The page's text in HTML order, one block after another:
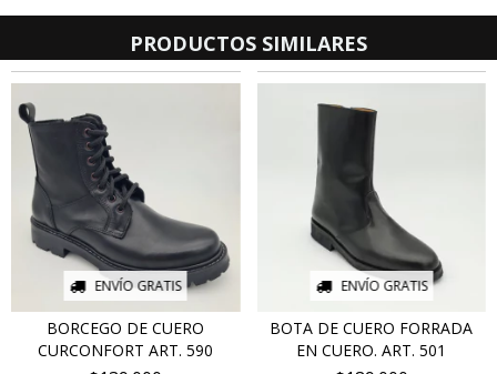
PRODUCTOS SIMILARES
ENVÍO GRATIS
BORCEGO DE CUERO
CURCONFORT ART. 590
ENVÍO GRATIS
BOTA DE CUERO FORRADA
EN CUERO. ART. 501